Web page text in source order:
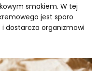
smakiem. W tej
jest sporo
dostarcza organizmowi